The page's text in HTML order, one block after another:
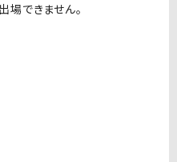
できません。